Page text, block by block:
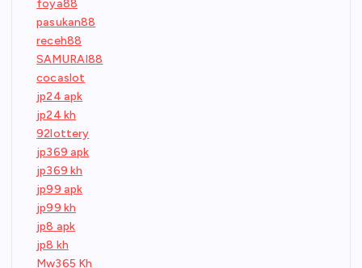
foya88
pasukan88
receh88
SAMURAI88
cocaslot
jp24 apk
jp24 kh
92lottery
jp369 apk
jp369 kh
jp99 apk
jp99 kh
jp8 apk
jp8 kh
Mw365 Kh